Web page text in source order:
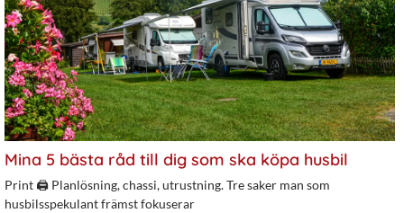
Mina 5 bästa råd till dig som ska köpa husbil
Print 🖨 Planlösning, chassi, utrustning. Tre saker man som
husbilsspekulant främst fokuserar